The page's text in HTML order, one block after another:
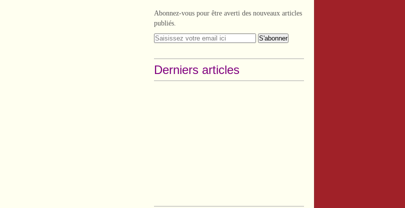
Abonnez-vous pour être averti des nouveaux articles
publiés.
Derniers articles